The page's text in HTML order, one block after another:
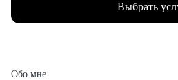
Выбрать
Обо мне